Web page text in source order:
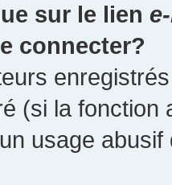
sur le lien
connecter?
(si la
usage